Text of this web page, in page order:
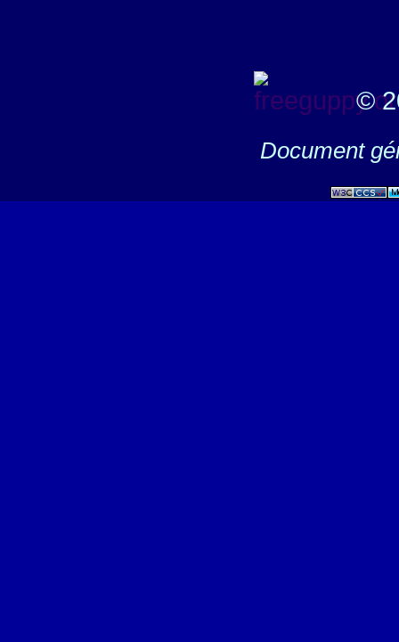
©
Document